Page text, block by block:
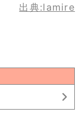
出典:lamire